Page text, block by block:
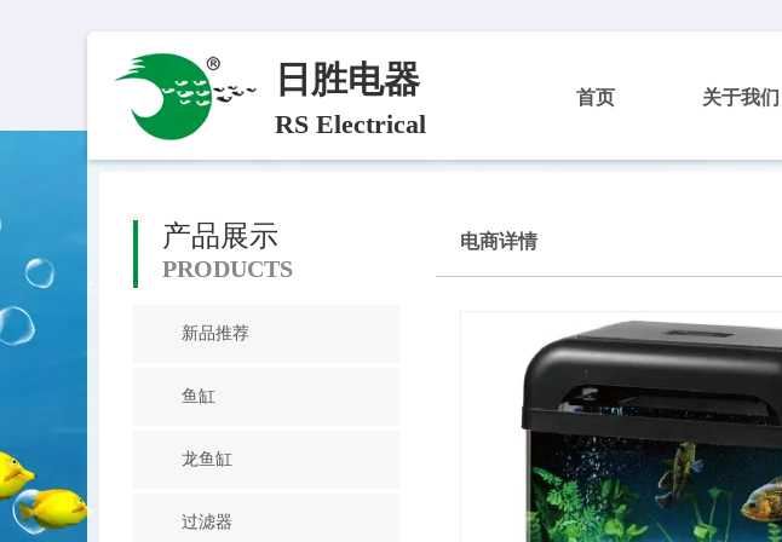
日胜电器
RS Electrical
首页 关于我们
产品展示
PRODUCTS
新品推荐
鱼缸
龙鱼缸
过滤器
电商详情